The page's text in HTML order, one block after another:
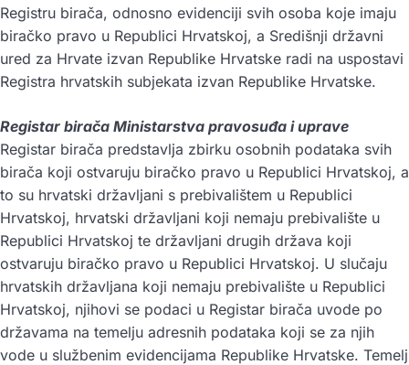
Registru birača, odnosno evidenciji svih osoba koje imaju
biračko pravo u Republici Hrvatskoj, a Središnji državni
ured za Hrvate izvan Republike Hrvatske radi na uspostavi
Registra hrvatskih subjekata izvan Republike Hrvatske.
Registar birača Ministarstva pravosuđa i uprave
Registar birača predstavlja zbirku osobnih podataka svih
birača koji ostvaruju biračko pravo u Republici Hrvatskoj, a
to su hrvatski državljani s prebivalištem u Republici
Hrvatskoj, hrvatski državljani koji nemaju prebivalište u
Republici Hrvatskoj te državljani drugih država koji
ostvaruju biračko pravo u Republici Hrvatskoj. U slučaju
hrvatskih državljana koji nemaju prebivalište u Republici
Hrvatskoj, njihovi se podaci u Registar birača uvode po
državama na temelju adresnih podataka koji se za njih
vode u službenim evidencijama Republike Hrvatske. Temelj